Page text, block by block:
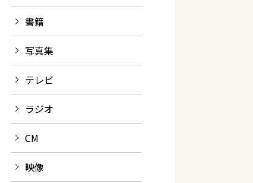
書籍
写真集
テレビ
ラジオ
CM
映像